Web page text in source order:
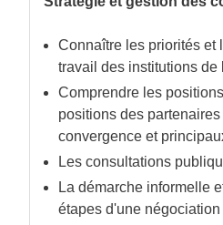
Connaître les priorités et
travail des institutions de
Comprendre les
positions des
convergence et
Les consultations
La démarche informelle
étapes d'une négociation